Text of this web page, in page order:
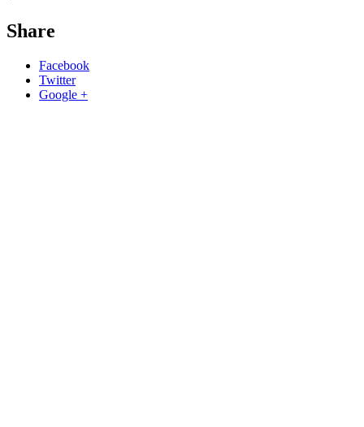
Share
Facebook
Twitter
Google +